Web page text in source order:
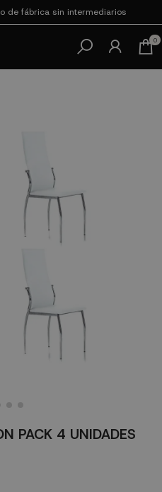
con SeQura
0
PACK 4 UNIDADES